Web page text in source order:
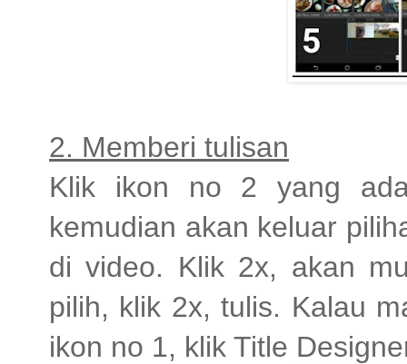
2. Memberi tulisan
Klik ikon no 2 yang
kemudian akan keluar
di video. Klik 2x, akan
pilih, klik 2x, tulis. Kalau
ikon no 1, klik Title